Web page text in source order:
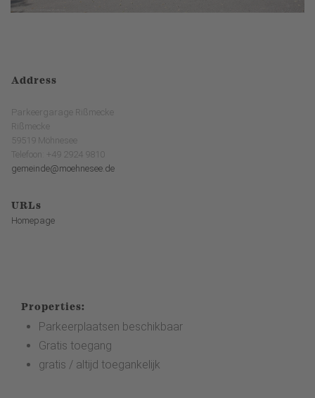
Address
Parkeergarage Rißmecke
Rißmecke
59519 Möhnesee
Telefoon: +49 2924 9810
gemeinde@moehnesee.de
URLs
Homepage
Properties:
Parkeerplaatsen beschikbaar
Gratis toegang
gratis / altijd toegankelijk